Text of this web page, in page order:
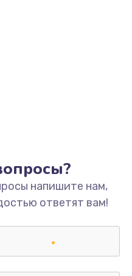
напишите нам,
ответят вам!